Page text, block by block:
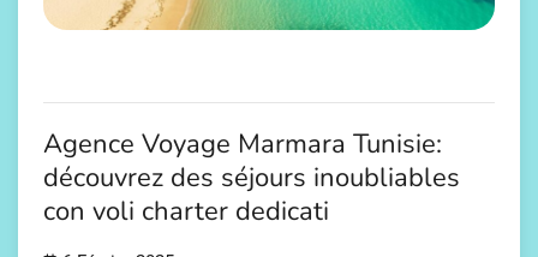
Agence Voyage Marmara Tunisie:
découvrez des séjours inoubliables
con voli charter dedicati